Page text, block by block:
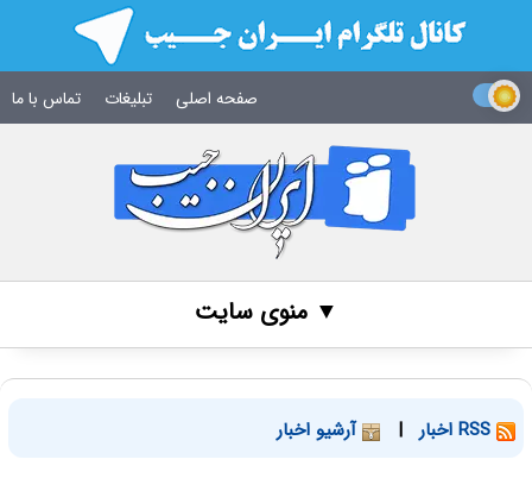
صفحه اصلی تبلیغات تماس با ما
▼ منوی سایت
| آرشیو اخبار